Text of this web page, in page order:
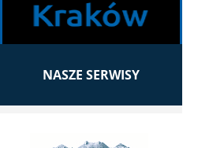
NASZE SERWISY